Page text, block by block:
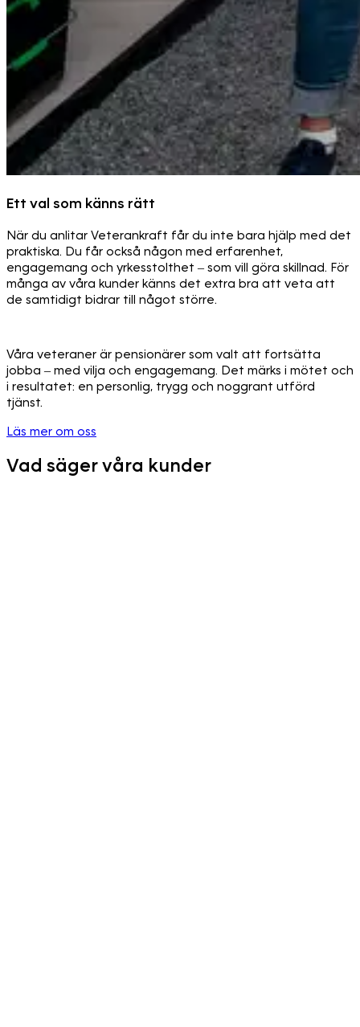
Ett val som känns rätt
När du anlitar Veterankraft får du inte bara hjälp med det
praktiska. Du får också någon med erfarenhet,
engagemang och yrkesstolthet – som vill göra skillnad. För
många av våra kunder känns det extra bra att veta att
de samtidigt bidrar till något större.
Våra veteraner är pensionärer som valt att fortsätta
jobba – med vilja och engagemang. Det märks i mötet och
i resultatet: en personlig, trygg och noggrant utförd
tjänst.
Läs mer om oss
Vad säger våra kunder